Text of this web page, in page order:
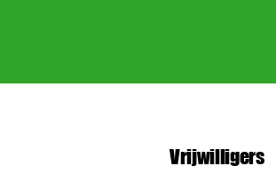
Vrijwilligers